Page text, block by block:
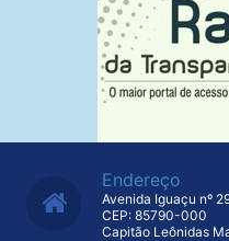
Endereço
Avenida Iguaçu nº
CEP: 85790-000
Capitão Leônidas